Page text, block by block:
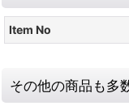
Item No
その他の商品も多